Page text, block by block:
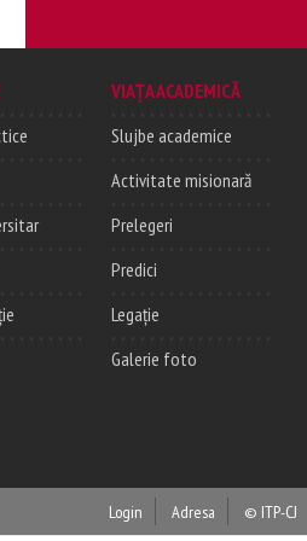
VIAȚA ACADEMICĂ
Slujbe academice
Activitate misionară
Prelegeri
Predici
Legație
Galerie foto
Login Adresa © ITP-CJ